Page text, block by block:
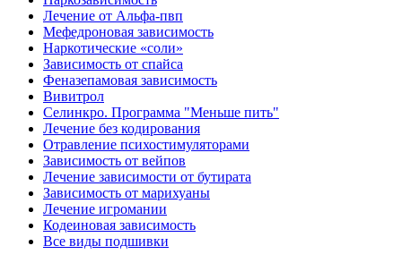
Лечение от Альфа-пвп
Мефедроновая зависимость
Наркотические «соли»
Зависимость от спайса
Феназепамовая зависимость
Вивитрол
Селинкро. Программа "Меньше пить"
Лечение без кодирования
Отравление психостимуляторами
Зависимость от вейпов
Лечение зависимости от бутирата
Зависимость от марихуаны
Лечение игромании
Кодеиновая зависимость
Все виды подшивки